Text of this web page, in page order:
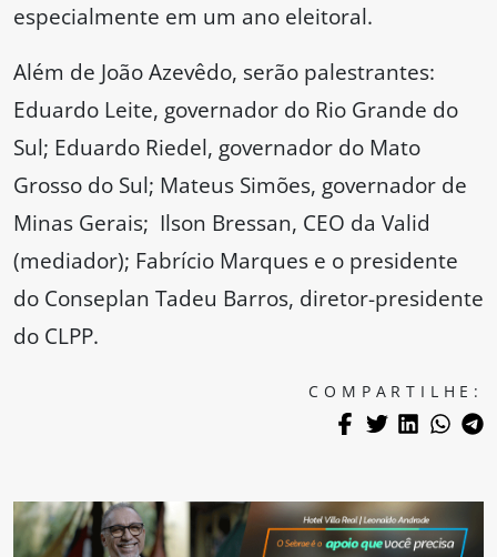
especialmente em um ano eleitoral.
Além de João Azevêdo, serão palestrantes:
Eduardo Leite, governador do Rio Grande do
Sul; Eduardo Riedel, governador do Mato
Grosso do Sul; Mateus Simões, governador de
Minas Gerais; Ilson Bressan, CEO da Valid
(mediador); Fabrício Marques e o presidente
do Conseplan Tadeu Barros, diretor-presidente
do CLPP.
COMPARTILHE: